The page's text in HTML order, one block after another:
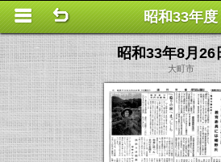
This is a completely basic
昭和33年度
昭和33年8月26
大町市